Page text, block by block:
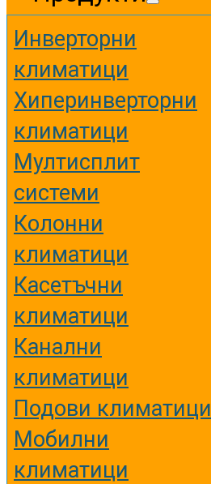
Инверторни
климатици
Хиперинверторни
климатици
Мултисплит
системи
Колонни
климатици
Касетъчни
климатици
Канални
климатици
Подови климатици
Мобилни
климатици